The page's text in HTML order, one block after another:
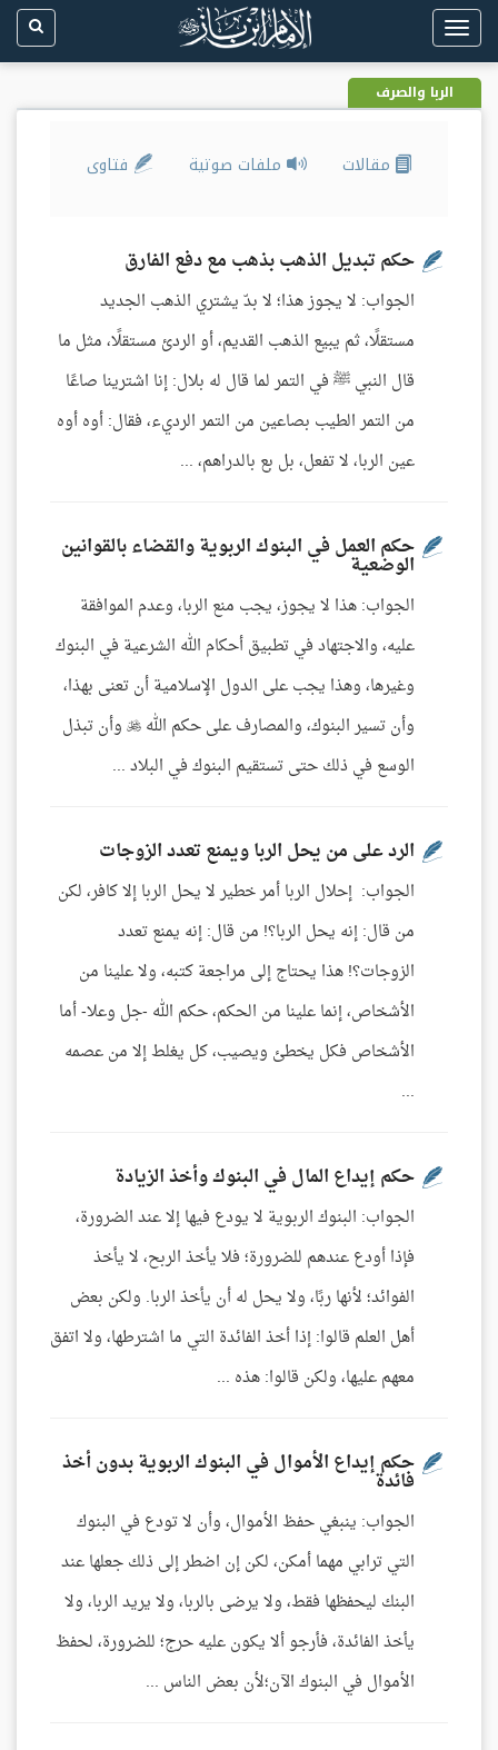
Toggle
navigation
الربا والصرف
مقالات ملفات صوتية فتاوى
حكم تبديل الذهب بذهب مع دفع الفارق
الجواب: لا يجوز هذا؛ لا بدّ يشتري الذهب الجديد
مستقلًا، ثم يبيع الذهب القديم، أو الردئ مستقلًا، مثل ما
قال النبي ﷺ في التمر لما قال له بلال: إنا اشترينا صاعًا
من التمر الطيب بصاعين من التمر الرديء، فقال: أوه أوه
عين الربا، لا تفعل، بل بع بالدراهم، ...
حكم العمل في البنوك الربوية والقضاء بالقوانين
الوضعية
الجواب: هذا لا يجوز، يجب منع الربا، وعدم الموافقة
عليه، والاجتهاد في تطبيق أحكام الله الشرعية في البنوك
وغيرها، وهذا يجب على الدول الإسلامية أن تعنى بهذا،
وأن تسير البنوك، والمصارف على حكم الله  وأن تبذل
الوسع في ذلك حتى تستقيم البنوك في البلاد ...
الرد على من يحل الربا ويمنع تعدد الزوجات
الجواب: إحلال الربا أمر خطير لا يحل الربا إلا كافر، لكن
من قال: إنه يحل الربا؟! من قال: إنه يمنع تعدد
الزوجات؟! هذا يحتاج إلى مراجعة كتبه، ولا علينا من
الأشخاص، إنما علينا من الحكم، حكم الله -جل وعلا- أما
الأشخاص فكل يخطئ ويصيب، كل يغلط إلا من عصمه
...
حكم إيداع المال في البنوك وأخذ الزيادة
الجواب: البنوك الربوية لا يودع فيها إلا عند الضرورة،
فإذا أودع عندهم للضرورة؛ فلا يأخذ الربح، لا يأخذ
الفوائد؛ لأنها ربًا، ولا يحل له أن يأخذ الربا. ولكن بعض
أهل العلم قالوا: إذا أخذ الفائدة التي ما اشترطها، ولا اتفق
معهم عليها، ولكن قالوا: هذه ...
حكم إيداع الأموال في البنوك الربوية بدون أخذ
فائدة
الجواب: ينبغي حفظ الأموال، وأن لا تودع في البنوك
التي ترابي مهما أمكن، لكن إن اضطر إلى ذلك جعلها عند
البنك ليحفظها فقط، ولا يرضى بالربا، ولا يريد الربا، ولا
يأخذ الفائدة، فأرجو ألا يكون عليه حرج؛ للضرورة، لحفظ
الأموال في البنوك الآن؛لأن بعض الناس ...